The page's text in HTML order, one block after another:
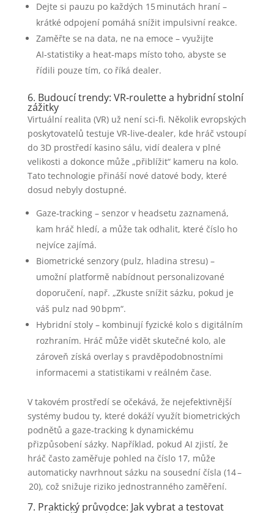
Dejte si pauzu po každých 15 minutách hraní –
krátké odpojení pomáhá snížit impulsivní reakce.
Zaměřte se na data, ne na emoce – využijte
AI‑statistiky a heat‑maps místo toho, abyste se
řídili pouze tím, co říká dealer.
6. Budoucí trendy: VR‑roulette a hybridní stolní
zážitky
Virtuální realita (VR) už není sci‑fi. Několik evropských
poskytovatelů testuje VR‑live‑dealer, kde hráč vstoupí
do 3D prostředí kasino sálu, vidí dealera v plné
velikosti a dokonce může „přiblížit“ kameru na kolo.
Tato technologie přináší nové datové body, které
dosud nebyly dostupné.
Gaze‑tracking – senzor v headsetu zaznamená,
kam hráč hledí, a může tak odhalit, které číslo ho
nejvíce zajímá.
Biometrické senzory (pulz, hladina stresu) –
umožní platformě nabídnout personalizované
doporučení, např. „Zkuste snížit sázku, pokud je
váš pulz nad 90 bpm“.
Hybridní stoly – kombinují fyzické kolo s digitálním
rozhraním. Hráč může vidět skutečné kolo, ale
zároveň získá overlay s pravděpodobnostními
informacemi a statistikami v reálném čase.
V takovém prostředí se očekává, že nejefektivnější
systémy budou ty, které dokáží využít biometrických
podnětů a gaze‑tracking k dynamickému
přizpůsobení sázky. Například, pokud AI zjistí, že
hráč často zaměřuje pohled na číslo 17, může
automaticky navrhnout sázku na sousední čísla (14 –
20), což snižuje riziko jednostranného zaměření.
7. Praktický průvodce: Jak vybrat a testovat